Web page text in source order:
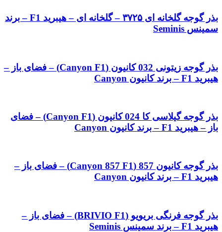
بذر گوجه گلخانه ای ۳۷۲۵ – گلخانه ای – هیبرید F1 – برند
سمینس Seminis
بذر گوجه زیتونی 032 کانیون (Canyon F1) – فضای باز –
هیبرید F1 – برند کانیون Canyon
بذر گوجه گیلاسی کا 024 کانیون (Canyon F1) – فضای
باز – هیبرید F1 – برند کانیون Canyon
بذر گوجه کانیون 857 (Canyon 857 F1) – فضای باز –
هیبرید F1 – برند کانیون Canyon
بذر گوجه فرنگی بریویو (BRIVIO F1) – فضای باز –
هیبرید F1 – برند سمینس Seminis